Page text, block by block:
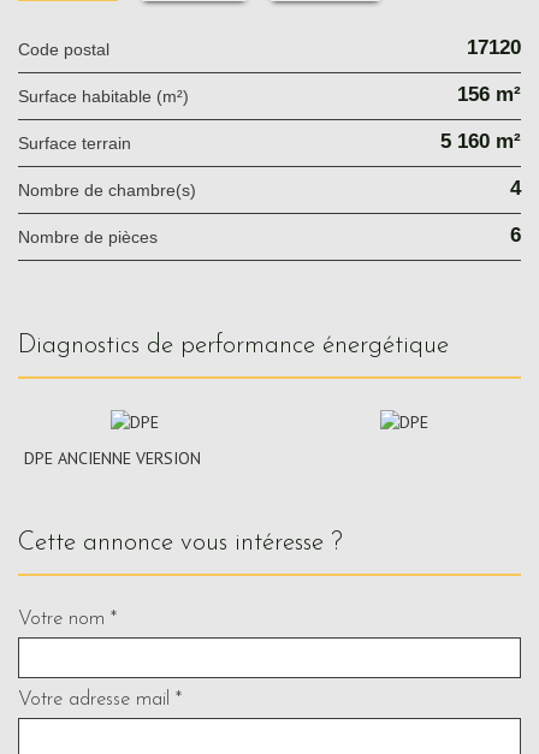
Code postal 17120
Surface habitable (m²) 156 m²
surface terrain 5 160 m²
Nombre de chambre(s) 4
Nombre de pièces 6
diagnostics de performance énergétique
DPE ANCIENNE VERSION
cette annonce vous intéresse ?
Votre nom *
Votre adresse mail *